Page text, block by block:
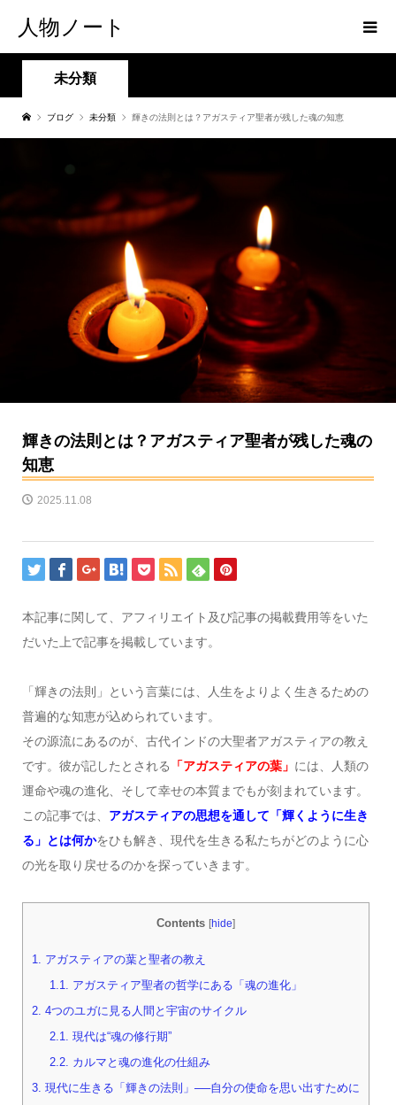
人物ノート
未分類
ブログ 未分類 輝きの法則とは？アガスティア聖者が残した魂の知恵
輝きの法則とは？アガスティア聖者が残した魂の
知恵
2025.11.08
本記事に関して、アフィリエイト及び記事の掲載費用等をいた
だいた上で記事を掲載しています。
「輝きの法則」という言葉には、人生をよりよく生きるための
普遍的な知恵が込められています。
その源流にあるのが、古代インドの大聖者アガスティアの教え
です。彼が記したとされる
「アガスティアの葉」 には、人類の
運命や魂の進化、そして幸せの本質までもが刻まれています。
この記事では、 アガスティアの思想を通して「輝くように生き
る」とは何かをひも解き、現代を生きる私たちがどのように心
の光を取り戻せるのかを探っていきます。
Contents [hide]
1.
アガスティアの葉と聖者の教え
1.1.
アガスティア聖者の哲学にある「魂の進化」
2. 4つのユガに見る人間と宇宙のサイクル
2.1.
現代は“魂の修行期”
2.2. カルマと魂の進化の仕組み
3. 現代に生きる「輝きの法則」──自分の使命を思い出すために